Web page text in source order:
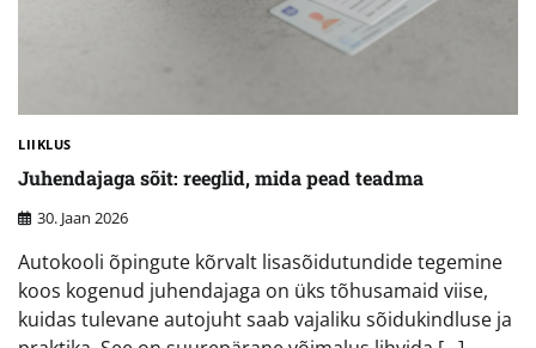
LIIKLUS
Juhendajaga sõit: reeglid, mida pead teadma
30. Jaan 2026
Autokooli õpingute kõrvalt lisasõidutundide tegemine
koos kogenud juhendajaga on üks tõhusamaid viise,
kuidas tulevane autojuht saab vajaliku sõidukindluse ja